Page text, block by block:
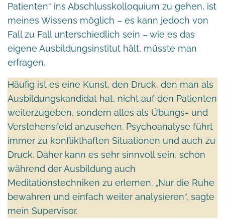
Patienten“ ins Abschlusskolloquium zu gehen, ist
meines Wissens möglich – es kann jedoch von
Fall zu Fall unterschiedlich sein – wie es das
eigene Ausbildungsinstitut hält, müsste man
erfragen.
Häufig ist es eine Kunst, den Druck, den man als
Ausbildungskandidat hat, nicht auf den Patienten
weiterzugeben, sondern alles als Übungs- und
Verstehensfeld anzusehen. Psychoanalyse führt
immer zu konflikthaften Situationen und auch zu
Druck. Daher kann es sehr sinnvoll sein, schon
während der Ausbildung auch
Meditationstechniken zu erlernen. „Nur die Ruhe
bewahren und einfach weiter analysieren“, sagte
mein Supervisor.